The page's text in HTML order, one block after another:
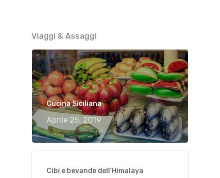
Viaggi & Assaggi
Cucina Siciliana
Aprile 25, 2019
Cibi e bevande dell’Himalaya